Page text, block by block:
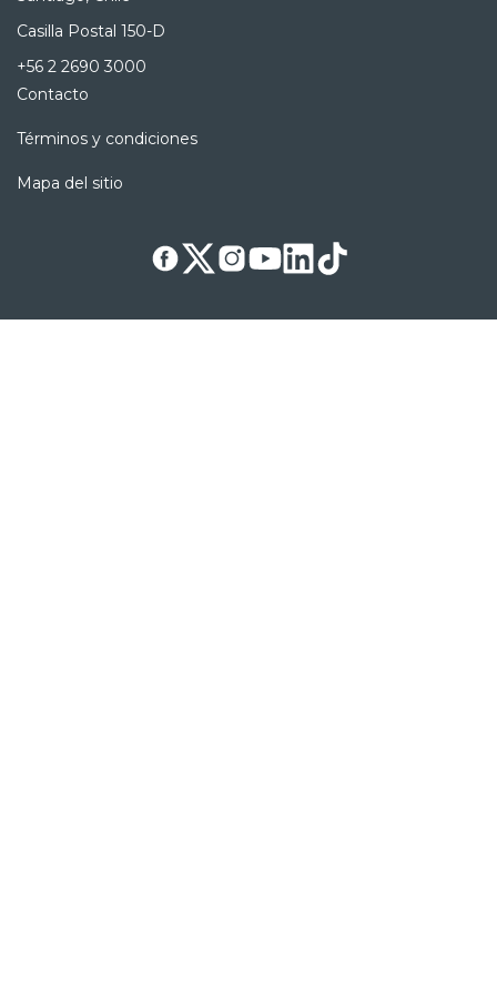
Casilla Postal 150-D
+56 2 2690 3000
Contacto
Términos y condiciones
Mapa del sitio